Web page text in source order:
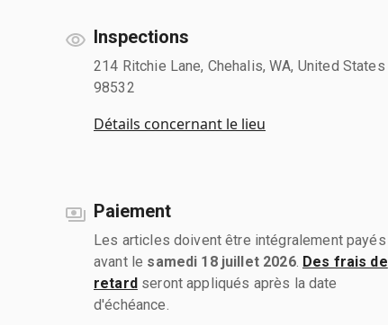
Inspections
214 Ritchie Lane, Chehalis, WA, United States
98532
Détails concernant le lieu
Paiement
Les articles doivent être intégralement payés
avant le samedi 18 juillet 2026. Des frais de
retardseront appliqués après la date
d'échéance.